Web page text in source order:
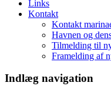
Links
Kontakt
Kontakt
Havnen og
Tilmelding til
Framelding af
Indlæg navigation